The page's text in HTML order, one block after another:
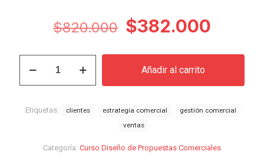
$820.000 El
original
era:
$382.000
actual
Diseño
cantidad
Añadir al carrito
Categoría: Curso Diseño de Propuestas Comerciales
Etiquetas: clientes estrategia comercial
gestión comercial
ventas